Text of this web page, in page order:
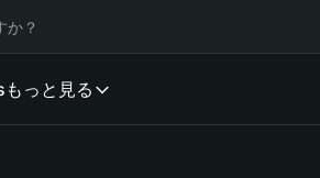
か？
もっと見る